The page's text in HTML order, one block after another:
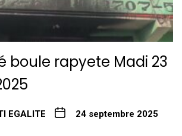
boule rapyete Madi 23
EGALITE 24 septembre 2025